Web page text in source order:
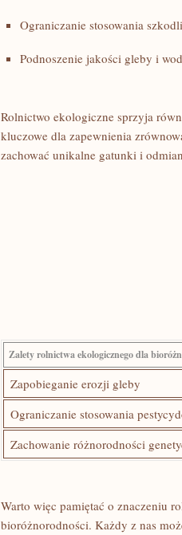
Ograniczanie stosowania
Podnoszenie jakości ​gleby i⁤
Rolnictwo‌ ekologiczne sprzyja
kluczowe ‌dla zapewnienia
zachować unikalne gatunki i
Zalety ‌rolnictwa ‍ekologicznego dla
Zapobieganie erozji⁢ gleby
Ograniczanie⁢ stosowania
Zachowanie⁢ różnorodności‍
Warto ⁣więc ⁤pamiętać o ‌znaczeniu⁣
bioróżnorodności. Każdy ‍z nas